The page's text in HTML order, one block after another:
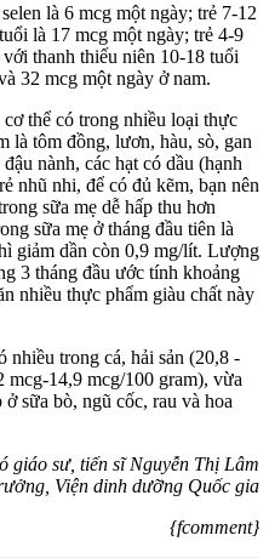
là 6 mcg một ngày; trẻ 7-12
là 17 mcg một ngày; trẻ 4-9
thanh thiếu niên 10-18 tuổi
32 mcg một ngày ở nam.
thể có trong nhiều loại thực
là tôm đồng, lươn, hàu, sò, gan
nành, các hạt có dầu (hạnh
nhũ nhi, để có đủ kẽm, bạn nên
sữa mẹ dễ hấp thu hơn
sữa mẹ ở tháng đầu tiên là
giảm dần còn 0,9 mg/lít. Lượng
3 tháng đầu ước tính khoảng
nhiều thực phẩm giàu chất này
nhiều trong cá, hải sản (20,8 -
mcg-14,9 mcg/100 gram), vừa
sữa bò, ngũ cốc, rau và hoa
giáo sư, tiến sĩ Nguyễn Thị Lâm
Viện dinh dưỡng Quốc gia
{fcomment}